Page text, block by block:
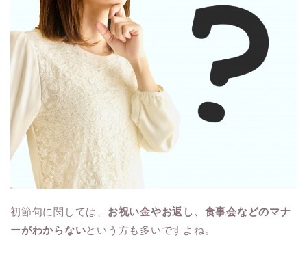
初節句に関しては、 お祝い金やお返し、食事会などのマナ
ーがわからないという方も多いですよね。